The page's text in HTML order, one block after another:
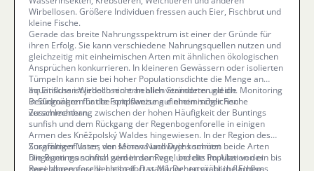
Wirbellosen. Größere Individuen fressen auch Eier, Fischbrut und
kleine Fische.
Gerade das breite Nahrungsspektrum ist einer der Gründe für
ihren Erfolg. Sie kann verschiedene Nahrungsquellen nutzen und
gleichzeitig mit einheimischen Arten mit ähnlichen ökologischen
Ansprüchen konkurrieren. In kleineren Gewässern oder isolierten
Tümpeln kann sie bei hoher Populationsdichte die Menge an
aquatischen Wirbellosen erheblich verändern und die
Bedingungen für die Fortpflanzung einheimischer Fische
verschlechtern.
Ihr Einfluss ist jedoch nicht an allen Standorten gleich. Monitoring
in Südmähren hat beispielsweise auf einen möglichen
Zusammenhang zwischen der hohen Häufigkeit der Buntings
sunfish und dem Rückgang der Regenbogenforelle in einigen
Armen des Kněžpolský Waldes hingewiesen. In der Region des
Zusammenflusses von Morava und Dyje kommen beide Arten
hingegen manchmal gemeinsam vor, und die Population der
Regenbogenforelle bleibt dort stabil. Der tatsächliche Einfluss
Sorgfältiger Vater, der seinen Nachwuchs schützt
Die Buntings sunfish wird in der Regel bereits im Alter von ein bis
zwei Jahren geschlechtsreif. Das Männchen gräbt in flachem